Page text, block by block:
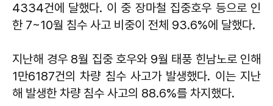
4334건에 달했다. 이 중 장마철 집중호우 등으로 인
한 7~10월 침수 사고 비중이 전체 93.6%에 달했다.
지난해 경우 8월 집중 호우와 9월 태풍 힌남노로 인해
1만6187건의 차량 침수 사고가 발생했다. 이는 지난
해 발생한 차량 침수 사고의 88.6%를 차지했다.